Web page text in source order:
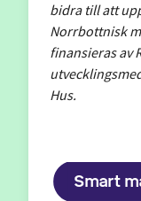
bidra till att
Norrbottnisk
finansieras av
Hus.
Smart